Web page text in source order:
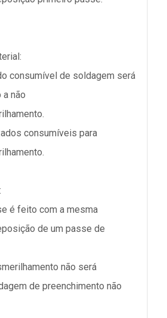
consumível de soldagem será
não
consumíveis para
é feito com a mesma
de um passe de
não será
de preenchimento não